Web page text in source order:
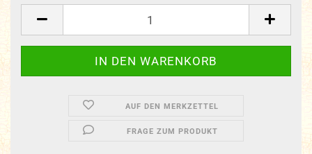
AUF DEN MERKZETTEL
FRAGE ZUM PRODUKT